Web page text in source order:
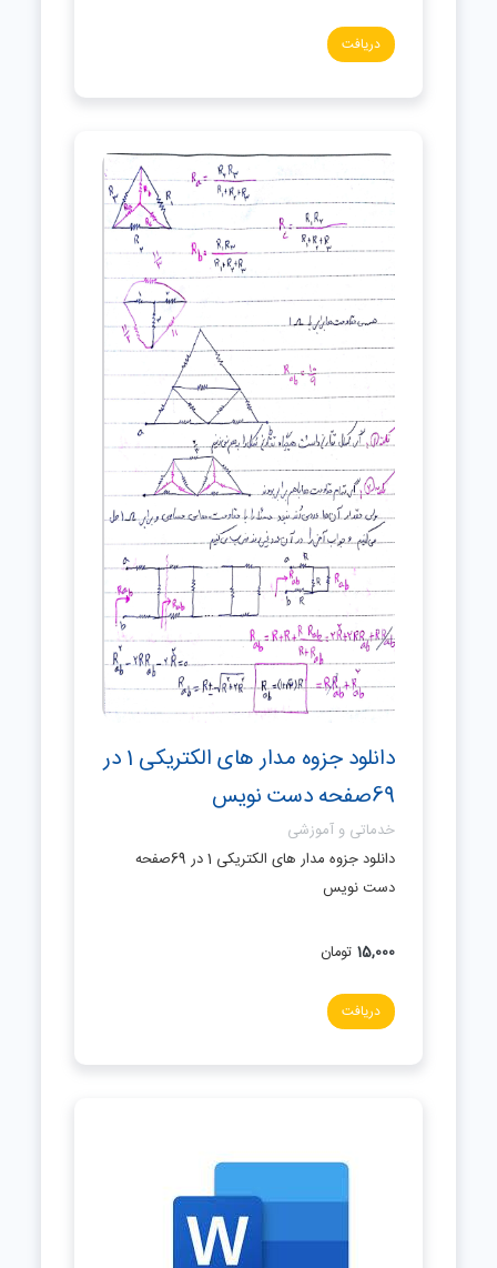
دریافت
دانلود جزوه مدار های الکتریکی 1 در
69صفحه دست نویس
خدماتی و آموزشی
دانلود جزوه مدار های الکتریکی 1 در 69صفحه
دست نویس
15,000 تومان
دریافت